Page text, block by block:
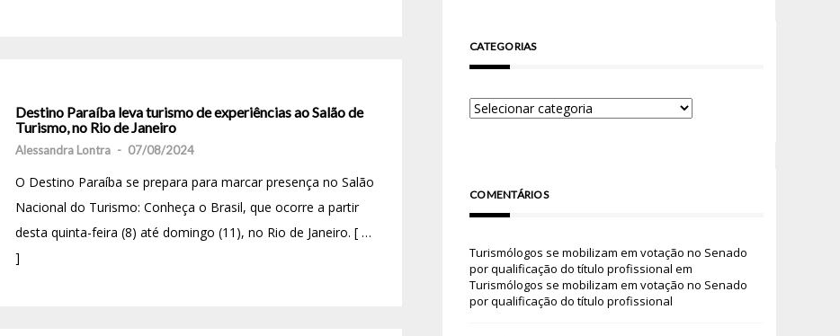
Destino Paraíba leva turismo de experiências ao Salão de
Turismo, no Rio de Janeiro
Alessandra Lontra - 07/08/2024
O Destino Paraíba se prepara para marcar presença no Salão
Nacional do Turismo: Conheça o Brasil, que ocorre a partir
desta quinta-feira (8) até domingo (11), no Rio de Janeiro. [ …
]
CATEGORIAS
COMENTÁRIOS
Turismólogos se mobilizam em votação no Senado
por qualificação do título profissional em
Turismólogos se mobilizam em votação no Senado
por qualificação do título profissional